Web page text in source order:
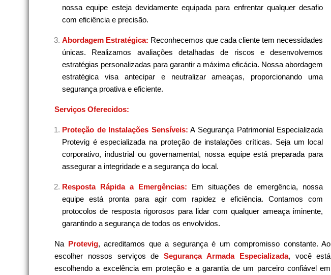
nossa equipe esteja devidamente equipada para enfrentar qualquer desafio
com eficiência e precisão.
Abordagem Estratégica: Reconhecemos que cada cliente tem necessidades
únicas. Realizamos avaliações detalhadas de riscos e desenvolvemos
estratégias personalizadas para garantir a máxima eficácia. Nossa abordagem
estratégica visa antecipar e neutralizar ameaças, proporcionando uma
segurança proativa e eficiente.
Serviços Oferecidos:
Proteção de Instalações Sensíveis: A Segurança Patrimonial Especializada
Protevig é especializada na proteção de instalações críticas. Seja um local
corporativo, industrial ou governamental, nossa equipe está preparada para
assegurar a integridade e a segurança do local.
Resposta Rápida a Emergências:
Em situações de emergência, nossa
equipe está pronta para agir com rapidez e eficiência. Contamos com
protocolos de resposta rigorosos para lidar com qualquer ameaça iminente,
garantindo a segurança de todos os envolvidos.
Na Protevig, acreditamos que a segurança é um compromisso constante. Ao
escolher nossos serviços de Segurança Armada Especializada, você está
escolhendo a excelência em proteção e a garantia de um parceiro confiável em